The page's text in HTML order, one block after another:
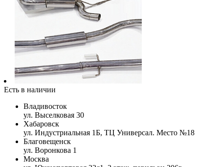
Есть в наличии
Владивосток
ул. Выселковая 30
Хабаровск
ул. Индустриальная 1Б, ТЦ Универсал. Место №18
Благовещенск
ул. Воронкова 1
Москва